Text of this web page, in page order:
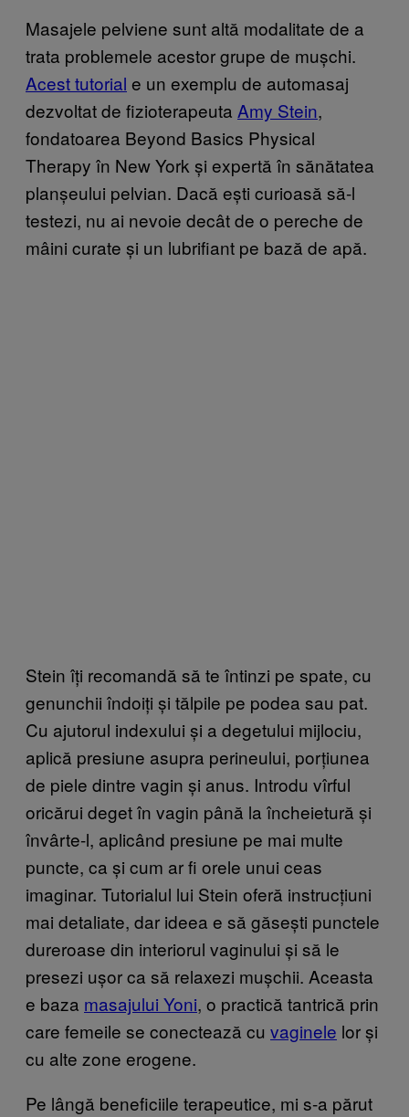
Masajele pelviene sunt altă modalitate de a
trata problemele acestor grupe de mușchi.
Acest tutorial e un exemplu de automasaj
dezvoltat de fizioterapeuta Amy Stein,
fondatoarea Beyond Basics Physical
Therapy în New York și expertă în sănătatea
planșeului pelvian. Dacă ești curioasă să-l
testezi, nu ai nevoie decât de o pereche de
mâini curate și un lubrifiant pe bază de apă.
Stein îți recomandă să te întinzi pe spate, cu
genunchii îndoiți și tălpile pe podea sau pat.
Cu ajutorul indexului și a degetului mijlociu,
aplică presiune asupra perineului, porțiunea
de piele dintre vagin și anus. Introdu vîrful
oricărui deget în vagin până la încheietură și
învârte-l, aplicând presiune pe mai multe
puncte, ca și cum ar fi orele unui ceas
imaginar. Tutorialul lui Stein oferă instrucțiuni
mai detaliate, dar ideea e să găsești punctele
dureroase din interiorul vaginului și să le
presezi ușor ca să relaxezi mușchii. Aceasta
e baza masajului Yoni, o practică tantrică prin
care femeile se conectează cu vaginele lor și
cu alte zone erogene.
Pe lângă beneficiile terapeutice, mi s-a părut